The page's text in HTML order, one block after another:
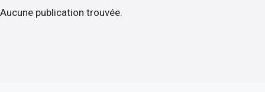
Aucune publication trouvée.